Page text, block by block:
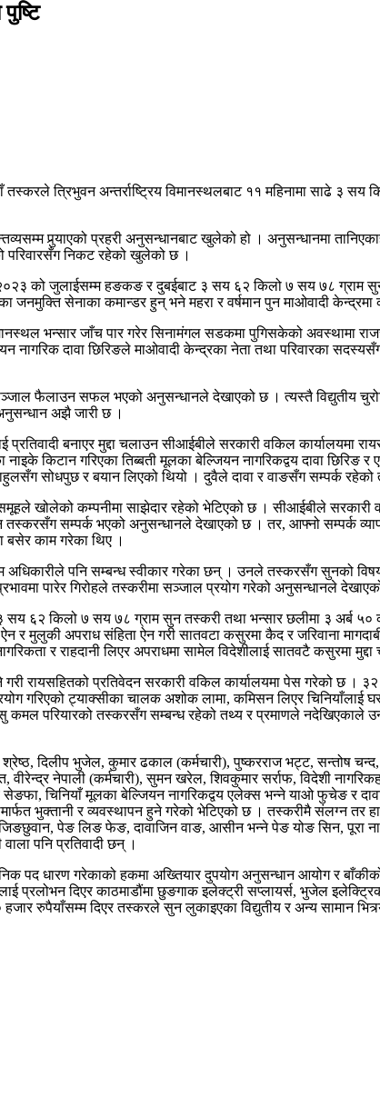
तस्करले त्रिभुवन अन्तर्राष्ट्रिय विमानस्थलबाट ११ महिनामा साढे ३
पुर्‍याएको प्रहरी अनुसन्धानबाट खुलेको हो । अनुसन्धानमा
परिवारसँग निकट रहेको खुलेको छ ।
को जुलाईसम्म हङकङ र दुबईबाट ३ सय ६२ किलो ७ सय ७८ ग्राम सुन
जनमुक्ति सेनाका कमान्डर हुन् भने महरा र वर्षमान पुन माओवादी
भन्सार जाँच पार गरेर सिनामंगल सडकमा पुगिसकेको अवस्थामा
नागरिक दावा छिरिङले माओवादी केन्द्रका नेता तथा परिवारका
सञ्जाल फैलाउन सफल भएको अनुसन्धानले देखाएको छ । त्यस्तै विद्युतीय
अझै जारी छ ।
बनाएर मुद्दा चलाउन सीआईबीले सरकारी वकिल कार्यालयमा
किटान गरिएका तिब्बती मूलका बेल्जियन नागरिकद्वय दावा छिरिङ
सोधपुछ र बयान लिएको थियो । दुवैले दावा र वाङसँग सम्पर्क
खोलेको कम्पनीमा साझेदार रहेको भेटिएको छ । सीआईबीले सरकारी
तस्करसँग सम्पर्क भएको अनुसन्धानले देखाएको छ । तर, आफ्नो सम्पर्क
बसेर काम गरेका थिए ।
अधिकारीले पनि सम्बन्ध स्वीकार गरेका छन् । उनले तस्करसँग सुनको
पारेर गिरोहले तस्करीमा सञ्जाल प्रयोग गरेको अनुसन्धानले
६२ किलो ७ सय ७८ ग्राम सुन तस्करी तथा भन्सार छलीमा ३ अर्ब
र मुलुकी अपराध संहिता ऐन गरी सातवटा कसुरमा कैद र जरिवाना
र राहदानी लिएर अपराधमा सामेल विदेशीलाई सातवटै कसुरमा
गरी रायसहितको प्रतिवेदन सरकारी वकिल कार्यालयमा पेस गरेको छ
गरिएको ट्याक्सीका चालक अशोक लामा, कमिसन लिएर
कमल परियारको तस्करसँग सम्बन्ध रहेको तथ्य र प्रमाणले नदेखिएकाले
दिलीप भुजेल, कुमार ढकाल (कर्मचारी), पुष्करराज भट्ट, सन्तोष चन्द,
वीरेन्द्र नेपाली (कर्मचारी), सुमन खरेल, शिवकुमार सर्राफ, विदेशी
चिनियाँ मूलका बेल्जियन नागरिकद्वय एलेक्स भन्ने याओ फुचेङ र दावा
भुक्तानी र व्यवस्थापन हुने गरेको भेटिएको छ । तस्करीमै संलग्न
जिङछुवान, पेङ लिङ फेङ, दावाजिन वाङ, आसीन भन्ने पेङ योङ सिन,
पनि प्रतिवादी छन् ।
पद धारण गरेकाको हकमा अख्तियार दुपयोग अनुसन्धान आयोग र
प्रलोभन दिएर काठमाडौंमा छुङगाक इलेक्ट्री सप्लायर्स, भुजेल
रुपैयाँसम्म दिएर तस्करले सुन लुकाइएका विद्युतीय र अन्य सामान